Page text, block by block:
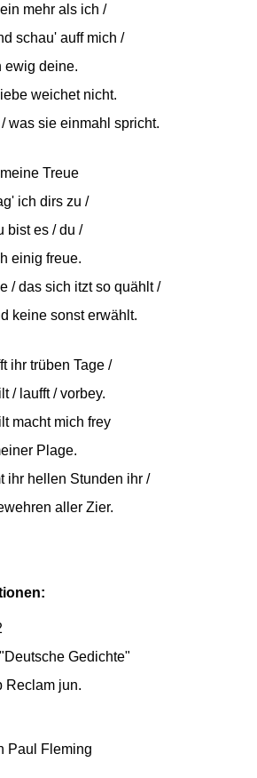
als ich /
auff mich /
ewig deine.
weichet nicht.
was sie einmahl spricht.
Treue
dirs zu /
es / du /
einig freue.
/ das sich itzt so quählt /
keine sonst erwählt.
ihr trüben Tage /
/ vorbey.
mich frey
Plage.
ihr hellen Stunden ihr /
aller Zier.
Gedichte"
Reclam jun.
Paul Fleming